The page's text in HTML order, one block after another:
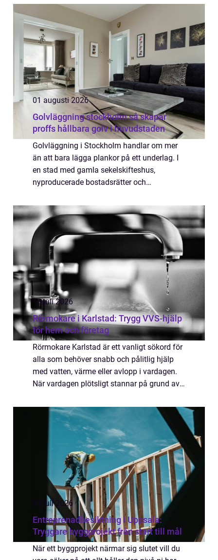
d...
01 augusti 2026
Golvläggning stockholm så skapar
proffs hållbara golv i huvudstaden
Golvläggning i Stockholm handlar om mer
än att bara lägga plankor på ett underlag. I
en stad med gamla sekelskifteshus,
nyproducerade bostadsrätter och
på både teknik, planering och materialval.
När arbetet ...
13 juli 2026
Rörmokare i Karlstad: Trygg VVS-hjälp
för hem och företag
Rörmokare Karlstad är ett vanligt sökord för
alla som behöver snabb och pålitlig hjälp
med vatten, värme eller avlopp i vardagen.
När vardagen plötsligt stannar på grund av
01 juli 2026
Entreprenadbesiktning i Uppsala:
Tryggare byggprojekt från start till mål
När ett byggprojekt närmar sig slutet vill du